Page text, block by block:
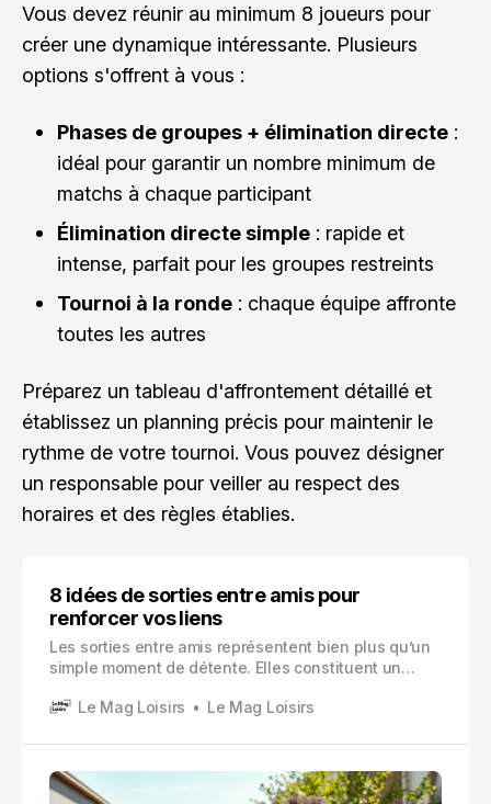
Vous devez réunir au minimum 8 joueurs pour
créer une dynamique intéressante. Plusieurs
options s'offrent à vous :
Phases de groupes + élimination directe :
idéal pour garantir un nombre minimum de
matchs à chaque participant
Élimination directe simple : rapide et
intense, parfait pour les groupes restreints
Tournoi à la ronde : chaque équipe affronte
toutes les autres
Préparez un tableau d'affrontement détaillé et
établissez un planning précis pour maintenir le
rythme de votre tournoi. Vous pouvez désigner
un responsable pour veiller au respect des
horaires et des règles établies.
8 idées de sorties entre amis pour
renforcer vos liens
Les sorties entre amis représentent bien plus qu’un
simple moment de détente. Elles constituent un
qui nous unissent à nos proches.
Le Mag Loisirs Le Mag Loisirs